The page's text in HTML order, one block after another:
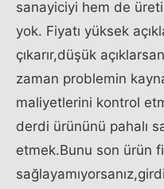
sanayiciyi hem de
yok. Fiyatı yüksek
çıkarır,düşük
zaman problemin
maliyetlerini kontrol
derdi ürününü pahalı
etmek.Bunu son ürün